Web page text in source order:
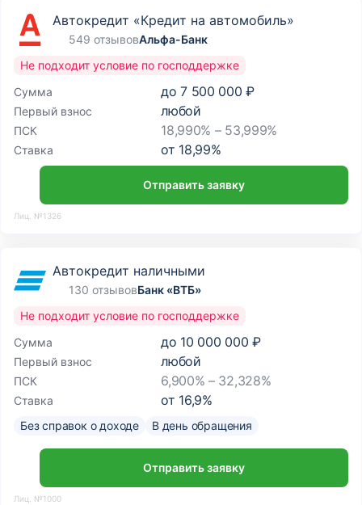
Автокредит «Кредит на автомобиль»
549 отзывовАльфа-Банк
Сумма до 7 500 000 ₽
Первый взнос любой
ПСК 18,990% – 53,999%
Ставка от 18,99%
Не подходит условие по господдержке
Отправить заявку
Лиц. №1326
Автокредит наличными
130 отзывовБанк «ВТБ»
Сумма до 10 000 000 ₽
Первый взнос любой
ПСК 6,900% – 32,328%
Ставка от 16,9%
Не подходит условие по господдержке
Без справок о доходе В день обращения
Отправить заявку
Лиц. №1000